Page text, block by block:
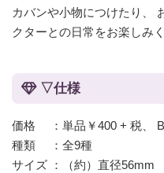
カバンや小物につけたり、
クターとの日常をお楽しみく
▽仕様
価格 ：単品￥400 + 税、
種類 ：全9種
サイズ ：（約）直径56mm